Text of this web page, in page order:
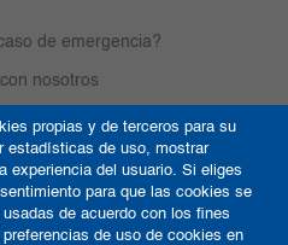
propias y de terceros para su
estadísticas de uso, mostrar
experiencia del usuario. Si eliges
para que las cookies se
de acuerdo con los fines
de uso de cookies en
de emergencia?
con nosotros
de autor
de Cookies
y condiciones